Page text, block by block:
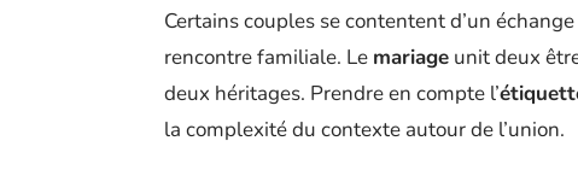
Certains couples se contentent d’un
rencontre familiale. Le mariage unit deux
deux héritages. Prendre en compte l’
la complexité du contexte autour de l’union.